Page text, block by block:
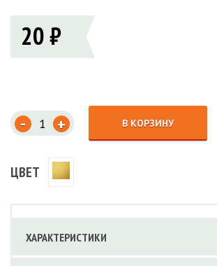
20 ₽
- + В КОРЗИНУ
ЦВЕТ
ХАРАКТЕРИСТИКИ